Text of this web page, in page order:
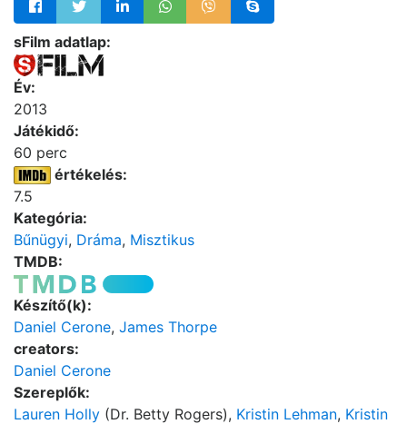
sFilm adatlap:
Év:
2013
Játékidő:
60 perc
értékelés:
7.5
Kategória:
Bűnügyi, Dráma, Misztikus
TMDB:
Készítő(k):
Daniel Cerone, James Thorpe
creators:
Daniel Cerone
Szereplők:
Lauren Holly (Dr. Betty Rogers), Kristin Lehman, Kristin